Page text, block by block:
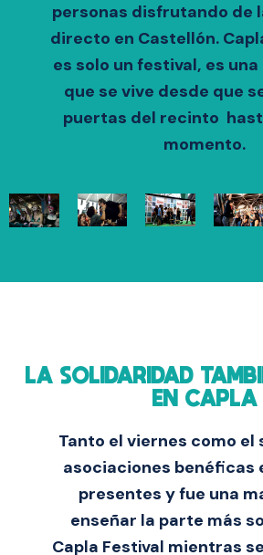
personas disfrutando de
directo en Castellón.
es solo un festival, es
que se vive desde que
puertas del recinto
momento.
LA SOLIDARIDAD
EN CAPLA
Tanto el viernes como el
asociaciones benéficas
presentes y fue una
enseñar la parte más
Capla Festival mientras